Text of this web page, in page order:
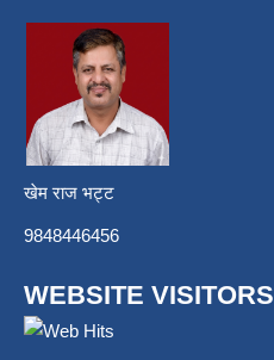
खेम राज भट्ट
9848446456
WEBSITE VISITORS